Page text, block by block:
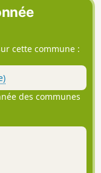
cette commune :
des communes